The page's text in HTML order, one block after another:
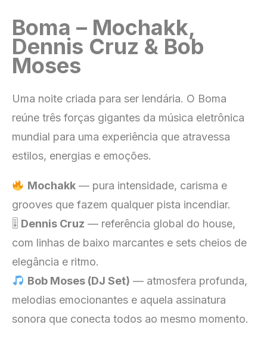
Boma – Mochakk,
Dennis Cruz & Bob
Moses
Uma noite criada para ser lendária. O Boma
reúne três forças gigantes da música eletrônica
mundial para uma experiência que atravessa
estilos, energias e emoções.
Mochakk— pura intensidade, carisma e
grooves que fazem qualquer pista incendiar.
🎚 Dennis Cruz — referência global do house,
com linhas de baixo marcantes e sets cheios de
elegância e ritmo.
Bob Moses (DJ Set) — atmosfera profunda,
melodias emocionantes e aquela assinatura
sonora que conecta todos ao mesmo momento.